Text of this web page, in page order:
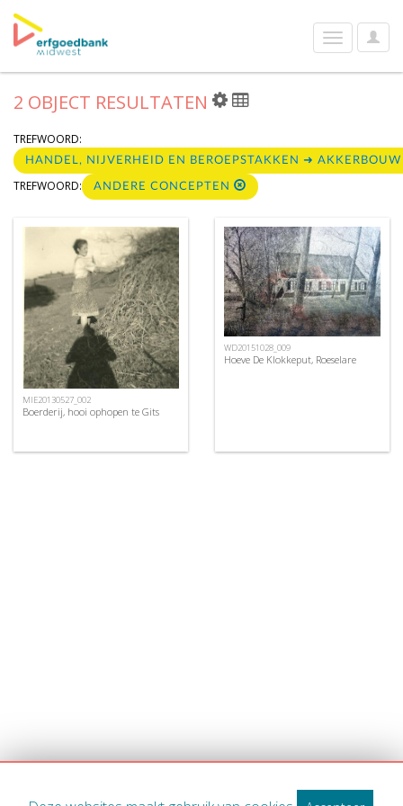
User
Toggle
navigation
2 OBJECT RESULTATEN
TREFWOORD:
HANDEL, NIJVERHEID EN BEROEPSTAKKEN ➜
TREFWOORD: ANDERE CONCEPTEN
MIE20130527_002
Boerderij, hooi ophopen te Gits
WD20151028_009
Hoeve De Klokkeput, Roeselare